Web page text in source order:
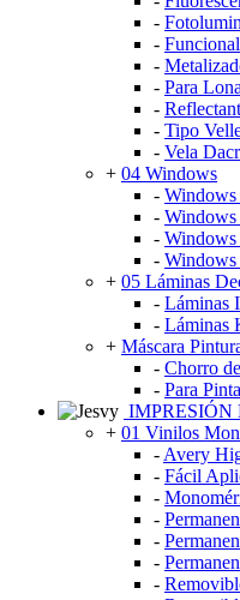
-
-
-
- Para
-
- Tipo
- Vela
+ 04 Windows
-
-
-
- Windows
+ 05 Láminas
- Láminas
- Láminas
+ Máscara
- Chorro
- Para
IMPRESIÓN
+ 01 Vinilos
- Avery
- Fácil
-
-
-
-
-